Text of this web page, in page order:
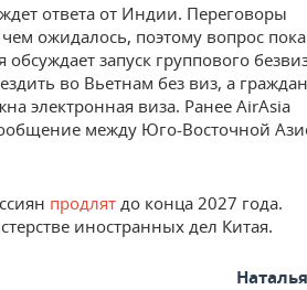
ответа от Индии. Переговоры
ожидалось, поэтому вопрос пока
запуск группового
во Вьетнам без виз, а
электронная виза. Ранее AirAsia
между Юго-Восточной
продлят до конца 2027 года.
иностранных дел Китая.